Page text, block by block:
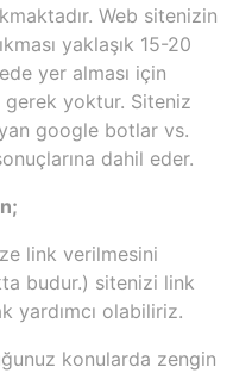
Web sitenizin
yaklaşık 15-20
yer alması için
gerek yoktur. Siteniz
google botlar vs.
dahil eder.
link verilmesini
budur.) sitenizi link
yardımcı olabiliriz.
konularda zengin